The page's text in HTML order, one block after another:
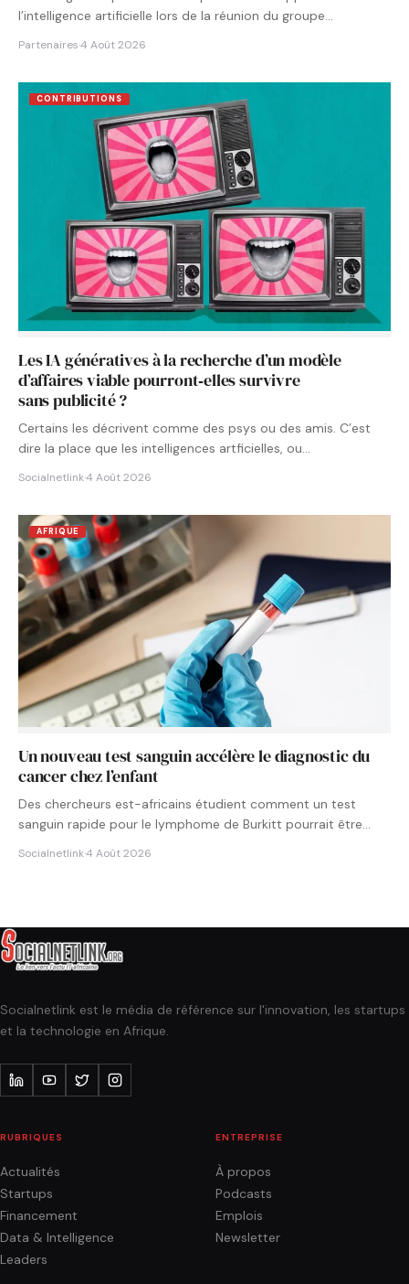
l’intelligence artificielle lors de la réunion du groupe…
Partenaires·4 Août 2026
CONTRIBUTIONS
Les IA génératives à la recherche d’un modèle
d’affaires viable pourront‑elles survivre
sans publicité ?
Certains les décrivent comme des psys ou des amis. C’est
dire la place que les intelligences artficielles, ou…
Socialnetlink·4 Août 2026
AFRIQUE
Un nouveau test sanguin accélère le diagnostic du
cancer chez l’enfant
Des chercheurs est-africains étudient comment un test
sanguin rapide pour le lymphome de Burkitt pourrait être
Socialnetlink·4 Août 2026
Socialnetlink est le média de référence sur l'innovation, les startups
et la technologie en Afrique.
RUBRIQUES
Actualités
Startups
Financement
Data & Intelligence
Leaders
ENTREPRISE
À propos
Podcasts
Emplois
Newsletter